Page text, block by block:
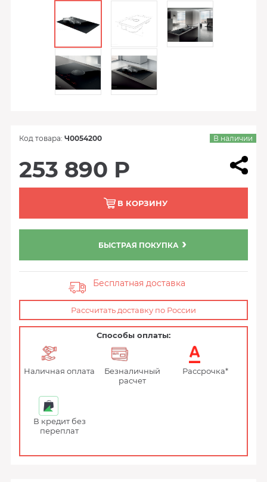
Код товара: Ч0054200 В наличии
253 890 Р
В КОРЗИНУ
БЫСТРАЯ ПОКУПКА
Бесплатная доставка
Рассчитать доставку по России
Способы оплаты:
Наличная оплата
Безналичный
расчет
Рассрочка*
В кредит без
переплат